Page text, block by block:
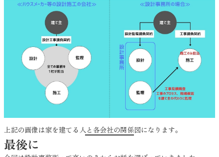
上記の画像は家を建てる人と各会社の関係図になります。
最後に